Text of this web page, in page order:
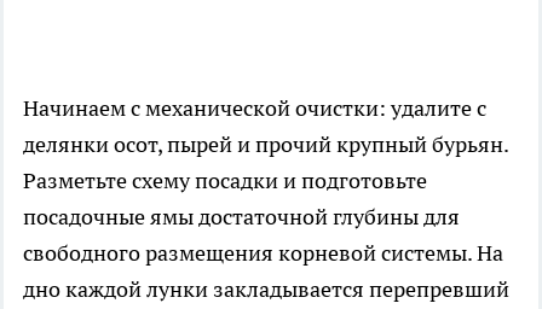
Начинаем с механической очистки: удалите с
делянки осот, пырей и прочий крупный бурьян.
Разметьте схему посадки и подготовьте
посадочные ямы достаточной глубины для
свободного размещения корневой системы. На
дно каждой лунки закладывается перепревший